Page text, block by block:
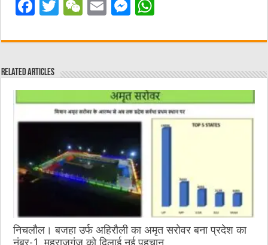
F
c
e
b
o
o
T
it
r
W
C
at
E
ai
M
ss
n
g
er
at
A
p
p
Related Articles
निचलौल। बजहा उर्फ अहिरौली का अमृत सरोवर बना प्रदेश का